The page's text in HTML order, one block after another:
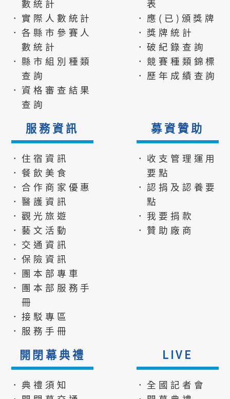
數統計
．實際人數統計
．各縣市參賽人
數統計
．縣市組別種類
查詢
．資格審查結果
查詢
表
．應(已)頒獎牌
．獎牌統計
．破紀錄查詢
．競賽種類錦標
．歷年成績查詢
服務資訊
．住宿資訊
．餐飲美食
．合作商家優惠
．醫護資訊
．觀光旅遊
．藝文活動
．交通資訊
．保險資訊
．團本部專車
．團本部服務手
冊
．接駁專區
．服務手冊
募資贊助
．收支管理運用
要點
．認捐及認養要
點
．我要捐款
．贊助廠商
開閉幕典禮
．典禮須知
LIVE
．全國記者會